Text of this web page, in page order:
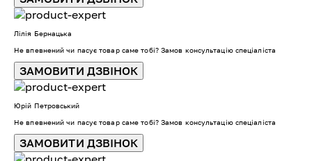
Лілія Бернацька
Не впевнений чи пасує товар саме тобі? Замов консультацію спеціаліста
ЗАМОВИТИ ДЗВІНОК
Юрій Петровський
Не впевнений чи пасує товар саме тобі? Замов консультацію спеціаліста
ЗАМОВИТИ ДЗВІНОК